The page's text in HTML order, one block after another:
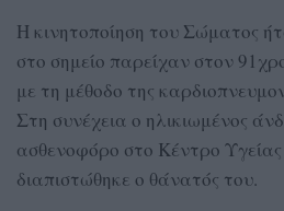
Η κινητοποίηση του Σώματος
στο σημείο παρείχαν στον
με τη μέθοδο της
Στη συνέχεια ο ηλικιωμένος
ασθενοφόρο στο Κέντρο
διαπιστώθηκε ο θάνατός του.